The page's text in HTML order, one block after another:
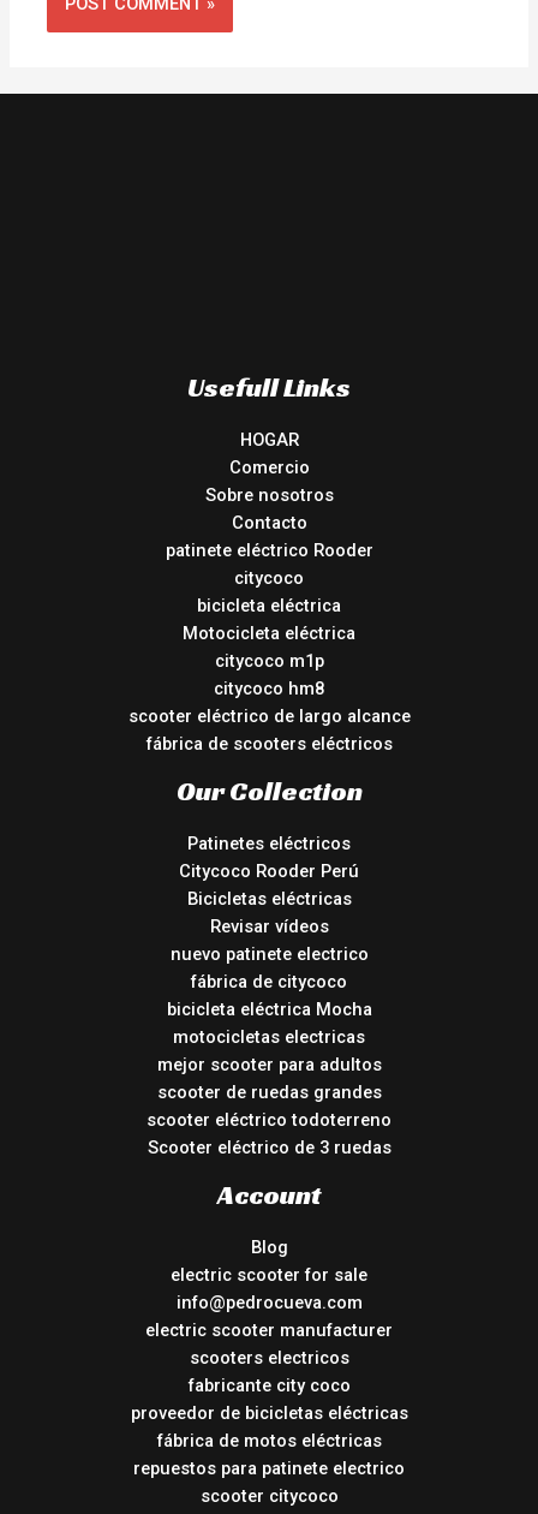
Usefull Links
HOGAR
Comercio
Sobre nosotros
Contacto
patinete eléctrico Rooder
citycoco
bicicleta eléctrica
Motocicleta eléctrica
citycoco m1p
citycoco hm8
scooter eléctrico de largo alcance
fábrica de scooters eléctricos
Our Collection
Patinetes eléctricos
Citycoco Rooder Perú
Bicicletas eléctricas
Revisar vídeos
nuevo patinete electrico
fábrica de citycoco
bicicleta eléctrica Mocha
motocicletas electricas
mejor scooter para adultos
scooter de ruedas grandes
scooter eléctrico todoterreno
Scooter eléctrico de 3 ruedas
Account
Blog
electric scooter for sale
info@pedrocueva.com
electric scooter manufacturer
scooters electricos
fabricante city coco
proveedor de bicicletas eléctricas
fábrica de motos eléctricas
repuestos para patinete electrico
scooter citycoco